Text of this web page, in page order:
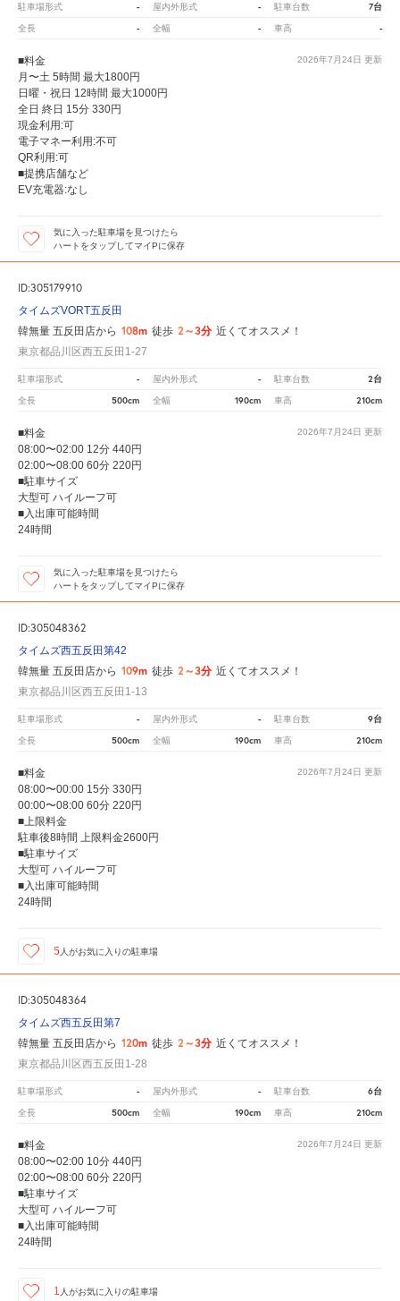
駐車場形式 - 屋内外形式 - 駐車台数 7台
全長 - 全幅 - 車高 -
2026年7月24日 更新
■料金
月〜土 5時間 最大1800円
日曜・祝日 12時間 最大1000円
全日 終日 15分 330円
現金利用:可
電子マネー利用:不可
QR利用:可
■提携店舗など
EV充電器:なし
気に入った駐車場を見つけたら
ハートをタップしてマイPに保存
ID:305179910
タイムズVORT五反田
韓無量 五反田店から 108m 徒歩 2～3分 近くてオススメ！
東京都品川区西五反田1-27
駐車場形式 - 屋内外形式 - 駐車台数 2台
全長 500cm 全幅 190cm 車高 210cm
2026年7月24日 更新
■料金
08:00〜02:00 12分 440円
02:00〜08:00 60分 220円
■駐車サイズ
大型可 ハイルーフ可
■入出庫可能時間
24時間
気に入った駐車場を見つけたら
ハートをタップしてマイPに保存
ID:305048362
タイムズ西五反田第42
韓無量 五反田店から 109m 徒歩 2～3分 近くてオススメ！
東京都品川区西五反田1-13
駐車場形式 - 屋内外形式 - 駐車台数 9台
全長 500cm 全幅 190cm 車高 210cm
2026年7月24日 更新
■料金
08:00〜00:00 15分 330円
00:00〜08:00 60分 220円
■上限料金
駐車後8時間 上限料金2600円
■駐車サイズ
大型可 ハイルーフ可
■入出庫可能時間
24時間
5人がお気に入りの駐車場
ID:305048364
タイムズ西五反田第7
韓無量 五反田店から 120m 徒歩 2～3分 近くてオススメ！
東京都品川区西五反田1-28
駐車場形式 - 屋内外形式 - 駐車台数 6台
全長 500cm 全幅 190cm 車高 210cm
2026年7月24日 更新
■料金
08:00〜02:00 10分 440円
02:00〜08:00 60分 220円
■駐車サイズ
大型可 ハイルーフ可
■入出庫可能時間
24時間
1 人がお気に入りの駐車場